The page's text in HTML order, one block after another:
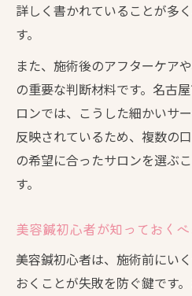
詳しく書かれていることが多
す。
また、施術後のアフターケア
の重要な判断材料です。名古
ロンでは、こうした細かいサ
反映されているため、複数の
の希望に合ったサロンを選ぶ
す。
美容鍼初心者が知っておく
美容鍼初心者は、施術前にい
おくことが失敗を防ぐ鍵です